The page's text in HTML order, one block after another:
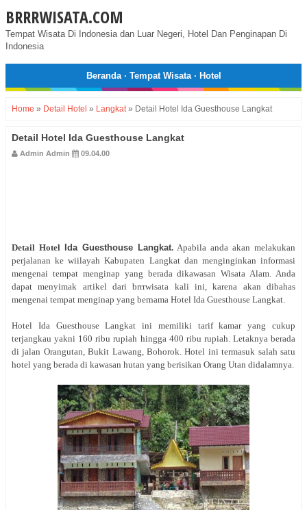
BRRRWISATA.COM
Tempat Wisata Di Indonesia dan Luar Negeri, Hotel Dan Penginapan Di
Indonesia
Beranda· Tempat Wisata· Hotel
Home » Detail Hotel » Langkat» Detail Hotel Ida Guesthouse Langkat
Detail Hotel Ida Guesthouse Langkat
Admin Admin 09.04.00
Detail Hotel Ida Guesthouse Langkat.Apabila anda akan melakukan
perjalanan ke wiilayah Kabupaten Langkat dan menginginkan informasi
mengenai tempat menginap yang berada dikawasan Wisata Alam. Anda
dapat menyimak artikel dari brrrwisata kali ini, karena akan dibahas
mengenai tempat menginap yang bernama Hotel Ida Guesthouse Langkat.
Hotel Ida Guesthouse Langkat ini memiliki tarif kamar yang cukup
terjangkau yakni 160 ribu rupiah hingga 400 ribu rupiah. Letaknya berada
di jalan Orangutan, Bukit Lawang, Bohorok. Hotel ini termasuk salah satu
hotel yang berada di kawasan hutan yang berisikan Orang Utan didalamnya.